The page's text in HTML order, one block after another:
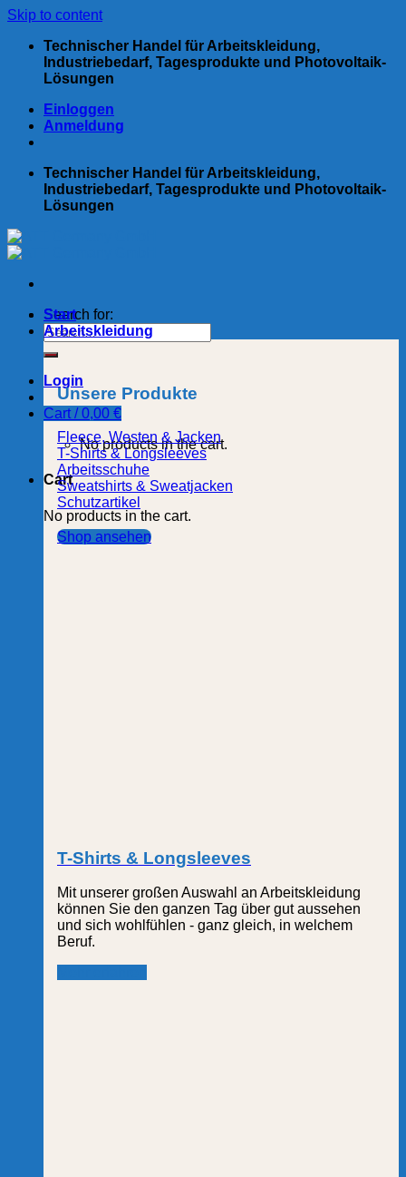
Skip to content
Technischer Handel für Arbeitskleidung,
Industriebedarf, Tagesprodukte und Photovoltaik-
Lösungen
Einloggen
Anmeldung
Technischer Handel für Arbeitskleidung,
Industriebedarf, Tagesprodukte und Photovoltaik-
Lösungen
Search for:
Login
Cart /0,00 €
No products in the cart.
Cart
No products in the cart.
Start
Arbeitskleidung
Unsere Produkte
Fleece, Westen & Jacken
T-Shirts & Longsleeves
Arbeitsschuhe
Sweatshirts & Sweatjacken
Schutzartikel
Shop ansehen
T-Shirts & Longsleeves
Mit unserer großen Auswahl an Arbeitskleidung
können Sie den ganzen Tag über gut aussehen
und sich wohlfühlen - ganz gleich, in welchem
Beruf.